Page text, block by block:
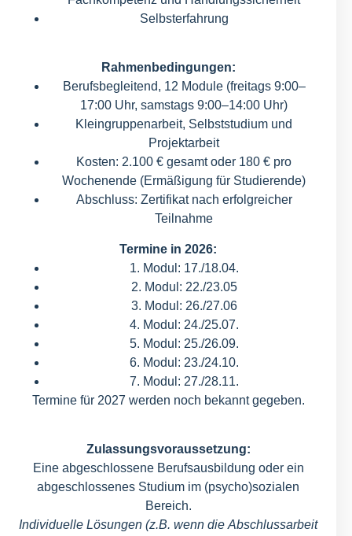
Selbsterfahrung
Rahmenbedingungen:
Berufsbegleitend, 12 Module (freitags 9:00–
17:00 Uhr, samstags 9:00–14:00 Uhr)
Kleingruppenarbeit, Selbststudium und
Projektarbeit
Kosten: 2.100 € gesamt oder 180 € pro
Wochenende (Ermäßigung für Studierende)
Abschluss: Zertifikat nach erfolgreicher
Teilnahme
Termine in 2026:
1. Modul: 17./18.04.
2. Modul: 22./23.05
3. Modul: 26./27.06
4. Modul: 24./25.07.
5. Modul: 25./26.09.
6. Modul: 23./24.10.
7. Modul: 27./28.11.
Termine für 2027 werden noch bekannt gegeben.
Zulassungsvoraussetzung:
Eine abgeschlossene Berufsausbildung oder ein
abgeschlossenes Studium im (psycho)sozialen
Bereich.
Individuelle Lösungen (z.B. wenn die Abschlussarbeit